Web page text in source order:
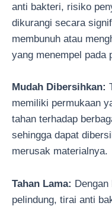
anti bakteri, risiko
dikurangi secara
membunuh atau
yang menempel pada
Mudah Dibersihkan:
memiliki permukaan
tahan terhadap
sehingga dapat
merusak materialnya.
Tahan Lama:
pelindung, tirai anti